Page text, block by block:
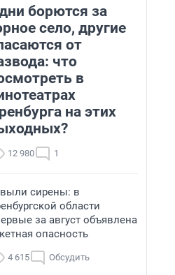
борются за
село, другие
от
что
в
на этих
12 980 1
сирены: в
области
за август объявлена
опасность
4 615 Обсудить